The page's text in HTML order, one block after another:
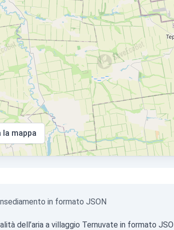
mappa
in formato JSON
dell’aria a villaggio Ternuvate in formato